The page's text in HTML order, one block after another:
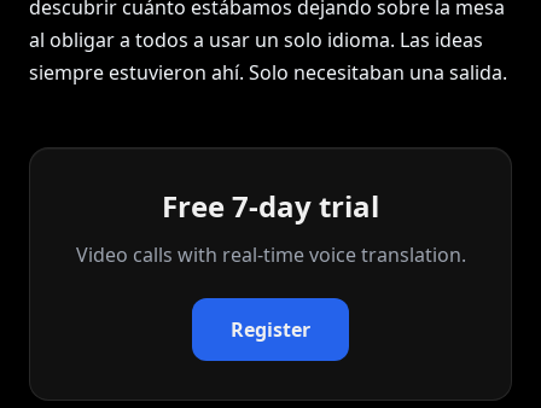
descubrir cuánto estábamos dejando sobre la mesa
al obligar a todos a usar un solo idioma. Las ideas
siempre estuvieron ahí. Solo necesitaban una salida.
Free 7-day trial
Video calls with real‑time voice translation.
Register